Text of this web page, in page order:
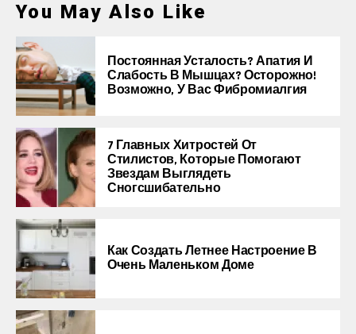
You May Also Like
Постоянная Усталость? Апатия И
Слабость В Мышцах? Осторожно!
Возможно, У Вас Фибромиалгия
7 Главных Хитростей От
Стилистов, Которые Помогают
Звездам Выглядеть
Сногсшибательно
Как Создать Летнее Настроение В
Очень Маленьком Доме